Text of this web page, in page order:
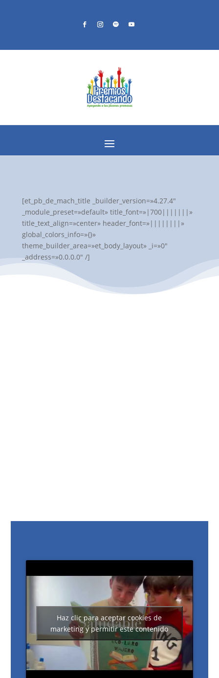
[et_pb_de_mach_title _builder_version=»4.27.4″
_module_preset=»default» title_font=»|700|||||||»
title_text_align=»center» header_font=»||||||||»
global_colors_info=»{}»
theme_builder_area=»et_body_layout» _i=»0″
_address=»0.0.0.0″ /]
Haz clic para aceptar cookies de
marketing y permitir este contenido